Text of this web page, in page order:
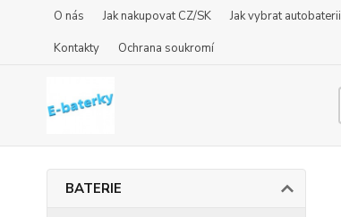
O nás Jak nakupovat CZ/SK Jak vybrat autobaterii
Kontakty
Ochrana soukromí
BATERIE